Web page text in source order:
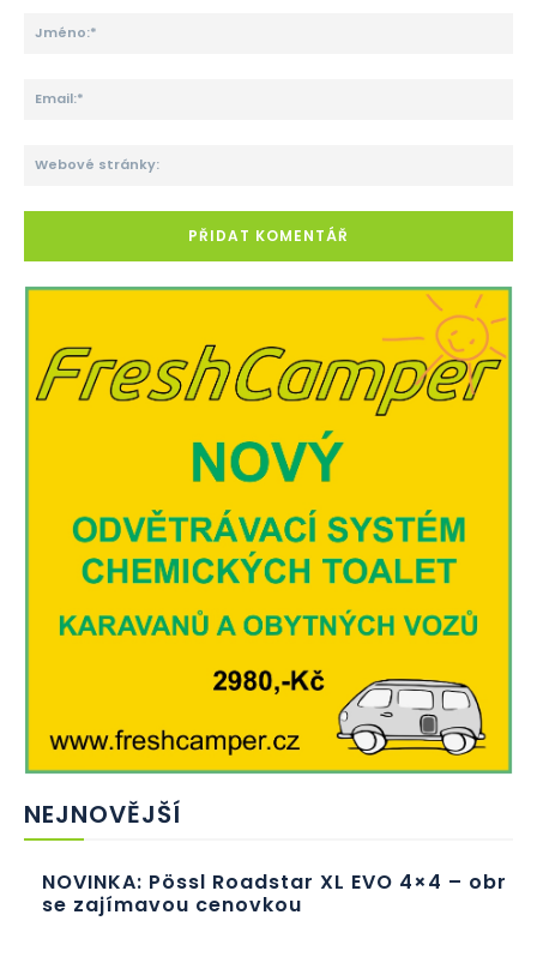
NEJNOVĚJŠÍ
NOVINKA: Pössl Roadstar XL EVO 4×4 – obr
se zajímavou cenovkou